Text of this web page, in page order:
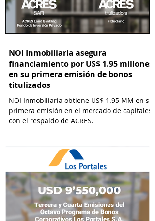
NOI Inmobiliaria asegura
financiamiento por US$ 1.95 millones
en su primera emisión de bonos
titulizados
NOI Inmobiliaria obtiene US$ 1.95 MM en su
primera emisión en el mercado de capitales
con el respaldo de ACRES.